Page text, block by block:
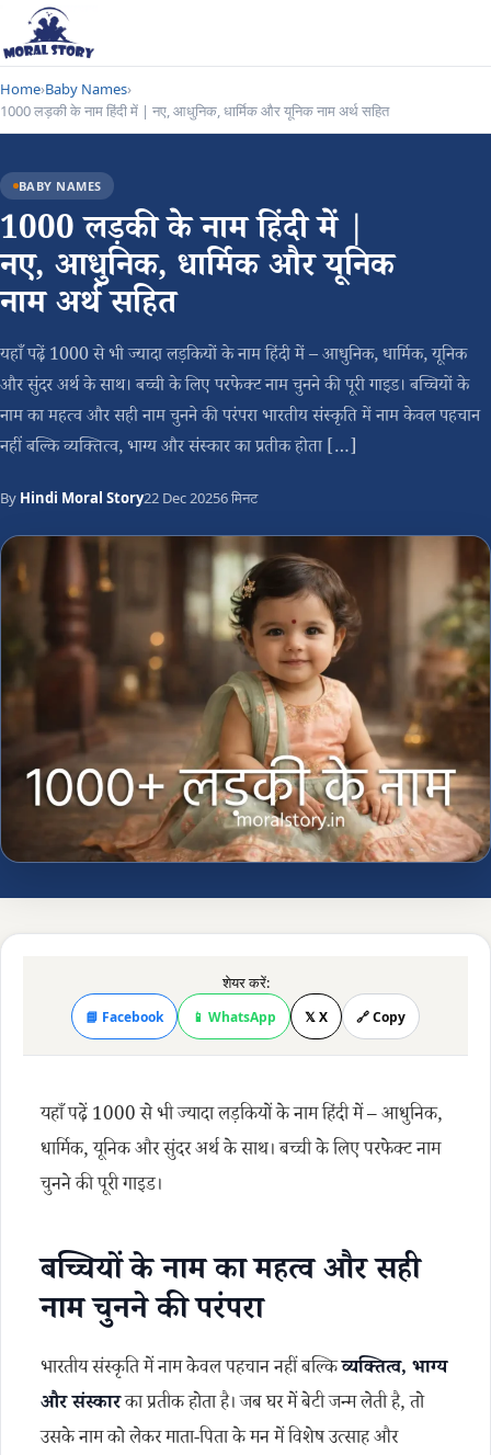
Home›Baby Names›
1000 लड़की के नाम हिंदी में | नए, आधुनिक, धार्मिक और यूनिक नाम अर्थ सहित
BABY NAMES
1000 लड़की के नाम हिंदी में |
नए, आधुनिक, धार्मिक और यूनिक
नाम अर्थ सहित
यहाँ पढ़ें 1000 से भी ज्यादा लड़कियों के नाम हिंदी में – आधुनिक, धार्मिक, यूनिक
और सुंदर अर्थ के साथ। बच्ची के लिए परफेक्ट नाम चुनने की पूरी गाइड। बच्चियों के
नाम का महत्व और सही नाम चुनने की परंपरा भारतीय संस्कृति में नाम केवल पहचान
नहीं बल्कि व्यक्तित्व, भाग्य और संस्कार का प्रतीक होता […]
By Hindi Moral Story22 Dec 20256 मिनट
शेयर करें:
📘 Facebook 📱 WhatsApp 𝕏 X 🔗 Copy
यहाँ पढ़ें 1000 से भी ज्यादा लड़कियों के नाम हिंदी में – आधुनिक,
धार्मिक, यूनिक और सुंदर अर्थ के साथ। बच्ची के लिए परफेक्ट नाम
चुनने की पूरी गाइड।
बच्चियों के नाम का महत्व और सही
नाम चुनने की परंपरा
भारतीय संस्कृति में नाम केवल पहचान नहीं बल्किव्यक्तित्व, भाग्य
और संस्कारका प्रतीक होता है। जब घर में बेटी जन्म लेती है, तो
उसके नाम को लेकर माता-पिता के मन में विशेष उत्साह और